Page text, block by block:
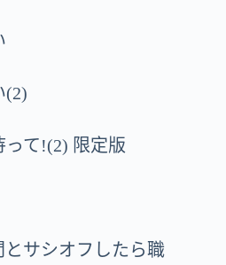
(2)
って!(2) 限定版
サシオフしたら職